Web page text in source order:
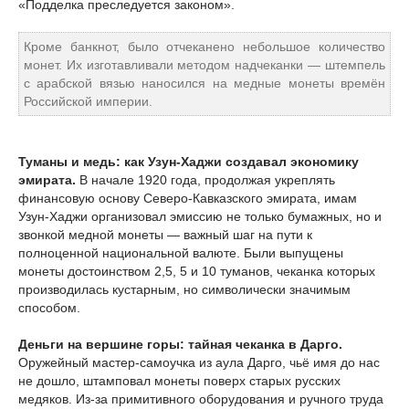
«Подделка преследуется законом».
Кроме банкнот, было отчеканено небольшое количество
монет. Их изготавливали методом надчеканки — штемпель
с арабской вязью наносился на медные монеты времён
Российской империи.
Туманы и медь: как Узун-Хаджи создавал экономику
эмирата. В начале 1920 года, продолжая укреплять
финансовую основу Северо-Кавказского эмирата, имам
Узун-Хаджи организовал эмиссию не только бумажных, но и
звонкой медной монеты — важный шаг на пути к
полноценной национальной валюте. Были выпущены
монеты достоинством 2,5, 5 и 10 туманов, чеканка которых
производилась кустарным, но символически значимым
способом.
Деньги на вершине горы: тайная чеканка в Дарго.
Оружейный мастер-самоучка из аула Дарго, чьё имя до нас
не дошло, штамповал монеты поверх старых русских
медяков. Из-за примитивного оборудования и ручного труда